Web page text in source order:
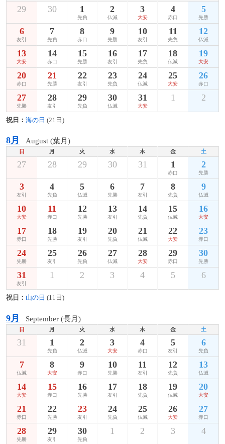
29 30 1
先負
2
仏滅
3
大安
4
赤口
5
先勝
6
友引
7
先負
8
赤口
9
先勝
10
友引
11
先負
12
仏滅
13
大安
14
赤口
15
先勝
16
友引
17
先負
18
仏滅
19
大安
20
赤口
21
先勝
22
友引
23
先負
24
仏滅
25
大安
26
赤口
27
先勝
28
友引
29
先負
30
仏滅
31
大安
1 2
祝日： 海の日 (21日)
8月 August (葉月)
日 月 火 水 木 金 土
27 28 29 30 31 1
赤口
2
先勝
3
友引
4
先負
5
仏滅
6
先勝
7
友引
8
先負
9
仏滅
10
大安
11
赤口
12
先勝
13
友引
14
先負
15
仏滅
16
大安
17
赤口
18
先勝
19
友引
20
先負
21
仏滅
22
大安
23
赤口
24
先勝
25
友引
26
先負
27
仏滅
28
大安
29
赤口
30
先勝
31
友引
1 2 3 4 5 6
祝日： 山の日 (11日)
9月 September (長月)
日 月 火 水 木 金 土
31 1
先負
2
仏滅
3
大安
4
赤口
5
友引
6
先負
7
仏滅
8
大安
9
赤口
10
先勝
11
友引
12
先負
13
仏滅
14
大安
15
赤口
16
先勝
17
友引
18
先負
19
仏滅
20
大安
21
赤口
22
先勝
23
友引
24
先負
25
仏滅
26
大安
27
赤口
28
先勝
29
友引
30
先負
1 2 3 4